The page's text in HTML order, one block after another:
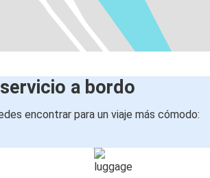
a bordo
encontrar para un viaje más cómodo: